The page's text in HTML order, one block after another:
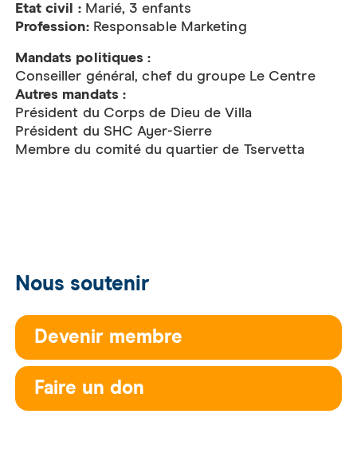
Etat civil :Marié, 3 enfants
Profession:Responsable Marketing
Mandats politiques :
Conseiller général, chef du groupe Le Centre
Autres mandats :
Président du Corps de Dieu de Villa
Président du SHC Ayer-Sierre
Membre du comité du quartier de Tservetta
Nous soutenir
Devenir membre
Faire un don